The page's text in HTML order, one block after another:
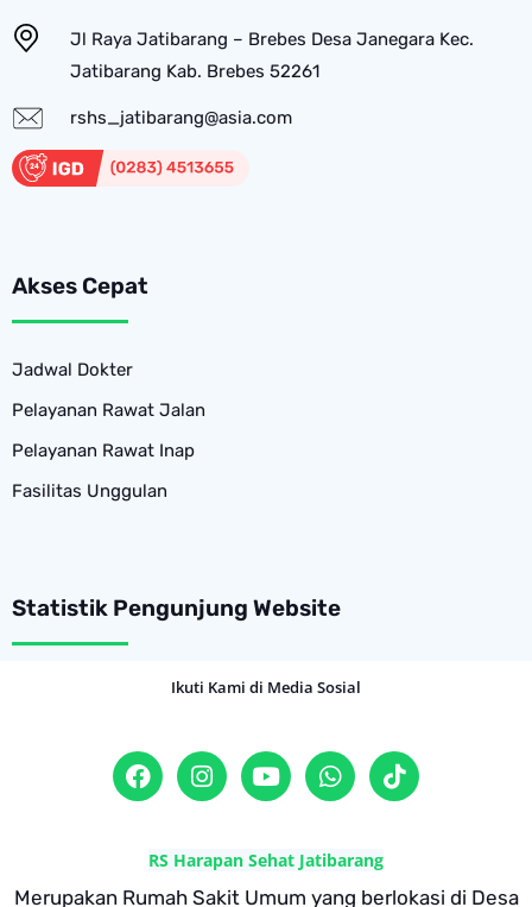
Jl Raya Jatibarang – Brebes Desa Janegara Kec.
Jatibarang Kab. Brebes 52261
rshs_jatibarang@asia.com
Akses Cepat
Jadwal Dokter
Pelayanan Rawat Jalan
Pelayanan Rawat Inap
Fasilitas Unggulan
Statistik Pengunjung Website
Ikuti Kami di Media Sosial
RS Harapan Sehat Jatibarang
Merupakan Rumah Sakit Umum yang berlokasi di Desa